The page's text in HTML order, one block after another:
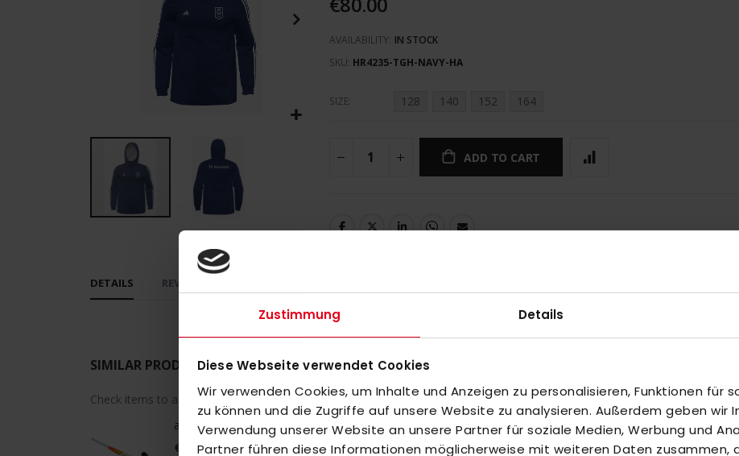
Zustimmung Details
Diese Webseite verwendet Cookies
Wir verwenden Cookies, um Inhalte und Anzeigen zu personalisieren, Funktionen für
zu können und die Zugriffe auf unsere Website zu analysieren. Außerdem geben wir
Verwendung unserer Website an unsere Partner für soziale Medien, Werbung und
Partner führen diese Informationen möglicherweise mit weiteren Daten zusammen,
beginning
of
gallery
AVAILABILITY: IN STOCK
SKU HR4235-TGH-NAVY-HA
SIZE 128 140 152 164
ADD TO CART
DETAILS REVIEWS
SIMILAR PRODUCTS
Check items to add to the cart or select all
adidas Estro .20 LE 26/27 WorldCup
€75.00